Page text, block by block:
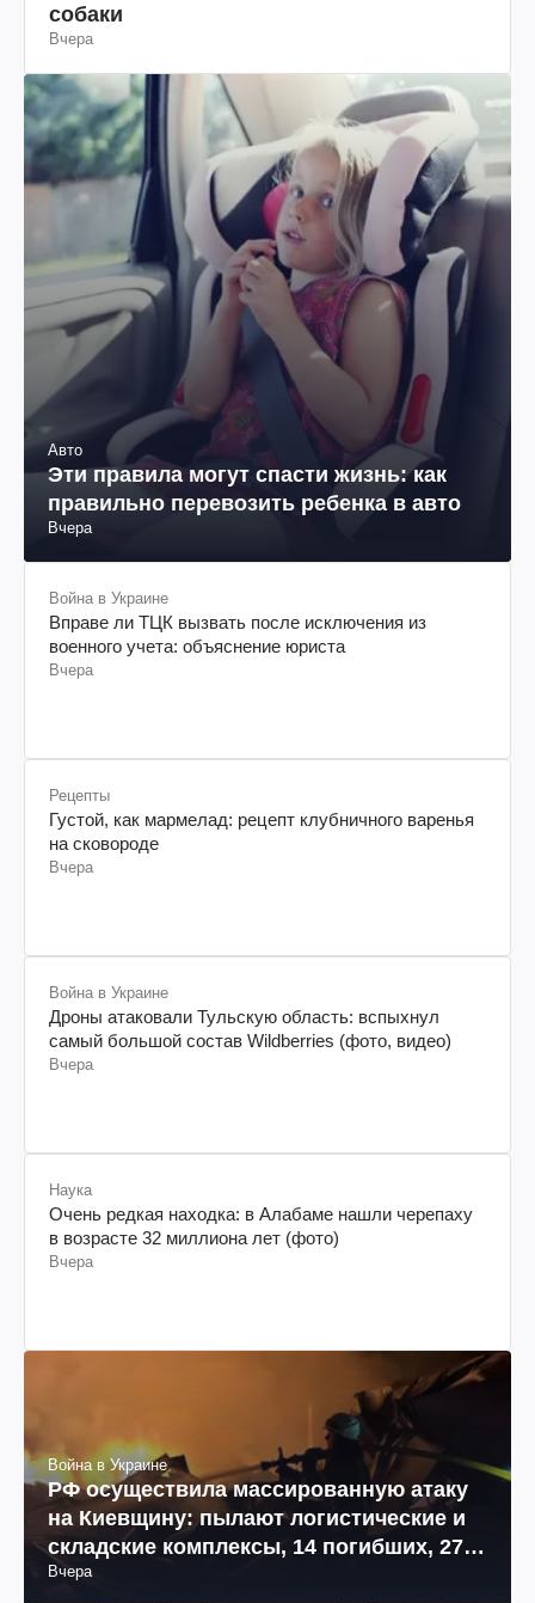
собаки
Вчера
Авто
Эти правила могут спасти жизнь: как
правильно перевозить ребенка в авто
Вчера
Война в Украине
Вправе ли ТЦК вызвать после исключения из
военного учета: объяснение юриста
Вчера
Рецепты
Густой, как мармелад: рецепт клубничного варенья
на сковороде
Вчера
Война в Украине
Дроны атаковали Тульскую область: вспыхнул
самый большой состав Wildberries (фото, видео)
Вчера
Наука
Очень редкая находка: в Алабаме нашли черепаху
в возрасте 32 миллиона лет (фото)
Вчера
Война в Украине
РФ осуществила массированную атаку
на Киевщину: пылают логистические и
складские комплексы, 14 погибших, 27
раненых (фото, видео)
Вчера